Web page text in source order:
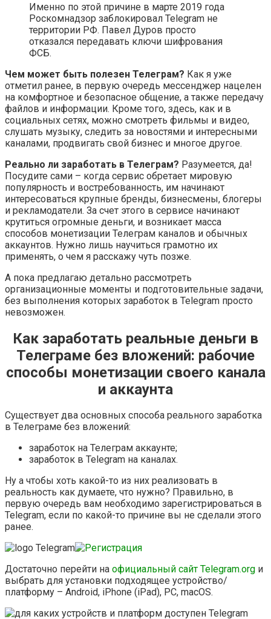
Именно по этой причине в марте 2019 года
Роскомнадзор заблокировал Telegram не
территории РФ. Павел Дуров просто
отказался передавать ключи шифрования
ФСБ.
Чем может быть полезен Телеграм? Как я уже
отметил ранее, в первую очередь мессенджер нацелен
на комфортное и безопасное общение, а также передачу
файлов и информации. Кроме того, здесь, как и в
социальных сетях, можно смотреть фильмы и видео,
слушать музыку, следить за новостями и интересными
каналами, продвигать свой бизнес и многое другое.
Реально ли заработать в Телеграм? Разумеется, да!
Посудите сами – когда сервис обретает мировую
популярность и востребованность, им начинают
интересоваться крупные бренды, бизнесмены, блогеры
и рекламодатели. За счет этого в сервисе начинают
крутиться огромные деньги, и возникает масса
способов монетизации Телеграм каналов и обычных
аккаунтов. Нужно лишь научиться грамотно их
применять, о чем я расскажу чуть позже.
А пока предлагаю детально рассмотреть
организационные моменты и подготовительные задачи,
без выполнения которых заработок в Telegram просто
невозможен.
Как заработать реальные деньги в
Телеграме без вложений: рабочие
способы монетизации своего канала
и аккаунта
Существует два основных способа реального заработка
в Телеграме без вложений:
заработок на Телеграм аккаунте;
заработок в Telegram на каналах.
Ну а чтобы хоть какой-то из них реализовать в
реальность как думаете, что нужно? Правильно, в
первую очередь вам необходимо зарегистрироваться в
Telegram, если по какой-то причине вы не сделали этого
ранее.
Достаточно перейти на официальный сайт Telegram.org и
выбрать для установки подходящее устройство/
платформу – Android, iPhone (iPad), PC, macOS.